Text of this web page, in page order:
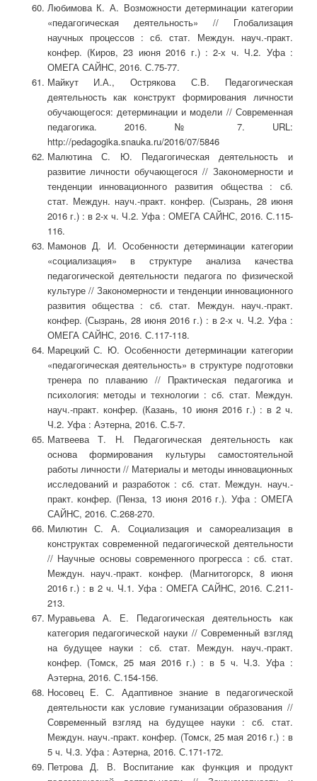
Любимова К. А. Возможности детерминации категории
«педагогическая деятельность» // Глобализация
научных процессов : сб. стат. Междун. науч.-практ.
конфер. (Киров, 23 июня 2016 г.) : 2-х ч. Ч.2. Уфа :
ОМЕГА САЙНС, 2016. С.75-77.
Майкут И.А., Острякова С.В. Педагогическая
деятельность как конструкт формирования личности
обучающегося: детерминации и модели // Современная
педагогика. 2016. № 7. URL:
http://pedagogika.snauka.ru/2016/07/5846
Малютина С. Ю. Педагогическая деятельность и
развитие личности обучающегося // Закономерности и
тенденции инновационного развития общества : сб.
стат. Междун. науч.-практ. конфер. (Сызрань, 28 июня
2016 г.) : в 2-х ч. Ч.2. Уфа : ОМЕГА САЙНС, 2016. С.115-
116.
Мамонов Д. И. Особенности детерминации категории
«социализация» в структуре анализа качества
педагогической деятельности педагога по физической
культуре // Закономерности и тенденции инновационного
развития общества : сб. стат. Междун. науч.-практ.
конфер. (Сызрань, 28 июня 2016 г.) : в 2-х ч. Ч.2. Уфа :
ОМЕГА САЙНС, 2016. С.117-118.
Марецкий С. Ю. Особенности детерминации категории
«педагогическая деятельность» в структуре подготовки
тренера по плаванию // Практическая педагогика и
психология: методы и технологии : сб. стат. Междун.
науч.-практ. конфер. (Казань, 10 июня 2016 г.) : в 2 ч.
Ч.2. Уфа : Аэтерна, 2016. С.5-7.
Матвеева Т. Н. Педагогическая деятельность как
основа формирования культуры самостоятельной
работы личности // Материалы и методы инновационных
исследований и разработок : сб. стат. Междун. науч.-
практ. конфер. (Пенза, 13 июня 2016 г.). Уфа : ОМЕГА
САЙНС, 2016. С.268-270.
Милютин С. А. Социализация и самореализация в
конструктах современной педагогической деятельности
// Научные основы современного прогресса : сб. стат.
Междун. науч.-практ. конфер. (Магнитогорск, 8 июня
2016 г.) : в 2 ч. Ч.1. Уфа : ОМЕГА САЙНС, 2016. С.211-
213.
Муравьева А. Е. Педагогическая деятельность как
категория педагогической науки // Современный взгляд
на будущее науки : сб. стат. Междун. науч.-практ.
конфер. (Томск, 25 мая 2016 г.) : в 5 ч. Ч.3. Уфа :
Аэтерна, 2016. С.154-156.
Носовец Е. С. Адаптивное знание в педагогической
деятельности как условие гуманизации образования //
Современный взгляд на будущее науки : сб. стат.
Междун. науч.-практ. конфер. (Томск, 25 мая 2016 г.) : в
5 ч. Ч.3. Уфа : Аэтерна, 2016. С.171-172.
Петрова Д. В. Воспитание как функция и продукт